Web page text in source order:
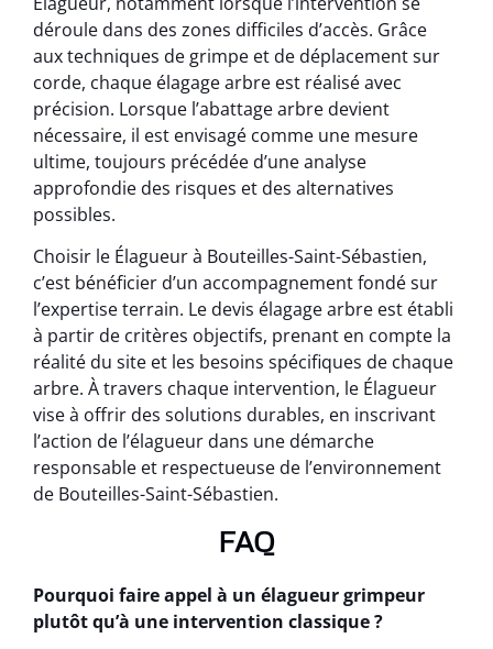
déroule dans des zones difficiles d’accès. Grâce
aux techniques de grimpe et de déplacement sur
corde, chaque élagage arbre est réalisé avec
précision. Lorsque l’abattage arbre devient
nécessaire, il est envisagé comme une mesure
ultime, toujours précédée d’une analyse
approfondie des risques et des alternatives
possibles.
Choisir le Élagueur à Bouteilles-Saint-Sébastien,
c’est bénéficier d’un accompagnement fondé sur
l’expertise terrain. Le devis élagage arbre est établi
à partir de critères objectifs, prenant en compte la
réalité du site et les besoins spécifiques de chaque
arbre. À travers chaque intervention, le Élagueur
vise à offrir des solutions durables, en inscrivant
l’action de l’élagueur dans une démarche
responsable et respectueuse de l’environnement
de Bouteilles-Saint-Sébastien.
FAQ
Pourquoi faire appel à un élagueur grimpeur
plutôt qu’à une intervention classique ?